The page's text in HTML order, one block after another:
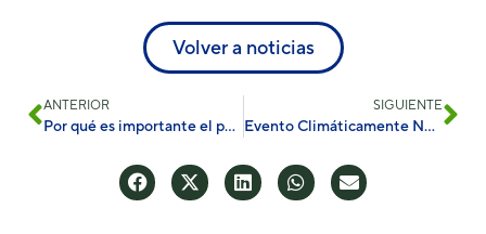
Volver a noticias
ANTERIOR
Por qué es importante el patrimonio digital: la contribución de la Fundación Santa María la Real a HERITALISE
SIGUIENTE
Evento Climáticamente Neutral: Impulsando la neutralidad climática a través de soluciones circulares para el agua.